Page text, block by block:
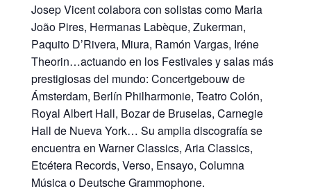
Josep Vicent colabora con solistas como Maria
João Pires, Hermanas Labèque, Zukerman,
Paquito D’Rivera, Miura, Ramón Vargas, Iréne
Theorin…actuando en los Festivales y salas más
prestigiosas del mundo: Concertgebouw de
Ámsterdam, Berlín Philharmonie, Teatro Colón,
Royal Albert Hall, Bozar de Bruselas, Carnegie
Hall de Nueva York… Su amplia discografía se
encuentra en Warner Classics, Aria Classics,
Etcétera Records, Verso, Ensayo, Columna
Música o Deutsche Grammophone.